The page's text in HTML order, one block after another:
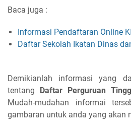
Baca juga :
Informasi Pendaftaran Online
Daftar Sekolah Ikatan Dinas
Demikianlah informasi yang
tentang Daftar Perguruan
Mudah-mudahan informai
gambaran untuk anda yang akan